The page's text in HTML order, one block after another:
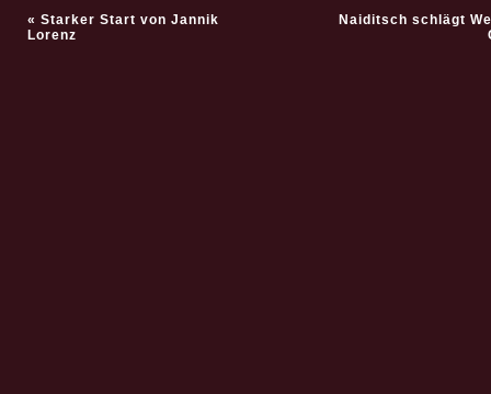
« Starker Start von Jannik
Lorenz
Naiditsch schlägt